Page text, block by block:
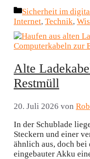
Kategorien
Sicherheit im
Internet, Technik,
Alte
Restmüll
20. Juli 2026 von
In der Schublade
Steckern und einer
ähnlich aus, doch bei
eingebauter Akku